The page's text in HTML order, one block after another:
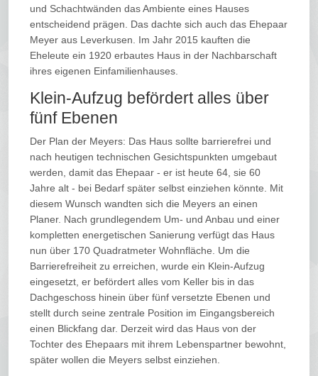
und Schachtwänden das Ambiente eines Hauses
entscheidend prägen. Das dachte sich auch das Ehepaar
Meyer aus Leverkusen. Im Jahr 2015 kauften die
Eheleute ein 1920 erbautes Haus in der Nachbarschaft
ihres eigenen Einfamilienhauses.
Klein-Aufzug befördert alles über
fünf Ebenen
Der Plan der Meyers: Das Haus sollte barrierefrei und
nach heutigen technischen Gesichtspunkten umgebaut
werden, damit das Ehepaar - er ist heute 64, sie 60
Jahre alt - bei Bedarf später selbst einziehen könnte. Mit
diesem Wunsch wandten sich die Meyers an einen
Planer. Nach grundlegendem Um- und Anbau und einer
kompletten energetischen Sanierung verfügt das Haus
nun über 170 Quadratmeter Wohnfläche. Um die
Barrierefreiheit zu erreichen, wurde ein Klein-Aufzug
eingesetzt, er befördert alles vom Keller bis in das
Dachgeschoss hinein über fünf versetzte Ebenen und
stellt durch seine zentrale Position im Eingangsbereich
einen Blickfang dar. Derzeit wird das Haus von der
Tochter des Ehepaars mit ihrem Lebenspartner bewohnt,
später wollen die Meyers selbst einziehen.